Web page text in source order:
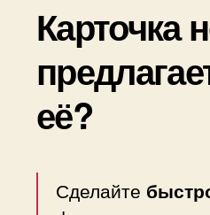
Карточка
её?
Сделайте